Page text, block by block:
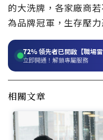
的大洗牌，各家廠商
為品牌冠軍，生存壓力
72%領先者已開啟【職場雷
立即開通！解鎖專屬服務
相關文章